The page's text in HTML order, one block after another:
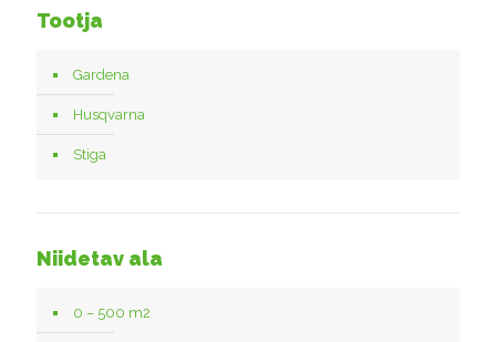
Tootja
Gardena
Husqvarna
Stiga
Niidetav ala
0 – 500 m2